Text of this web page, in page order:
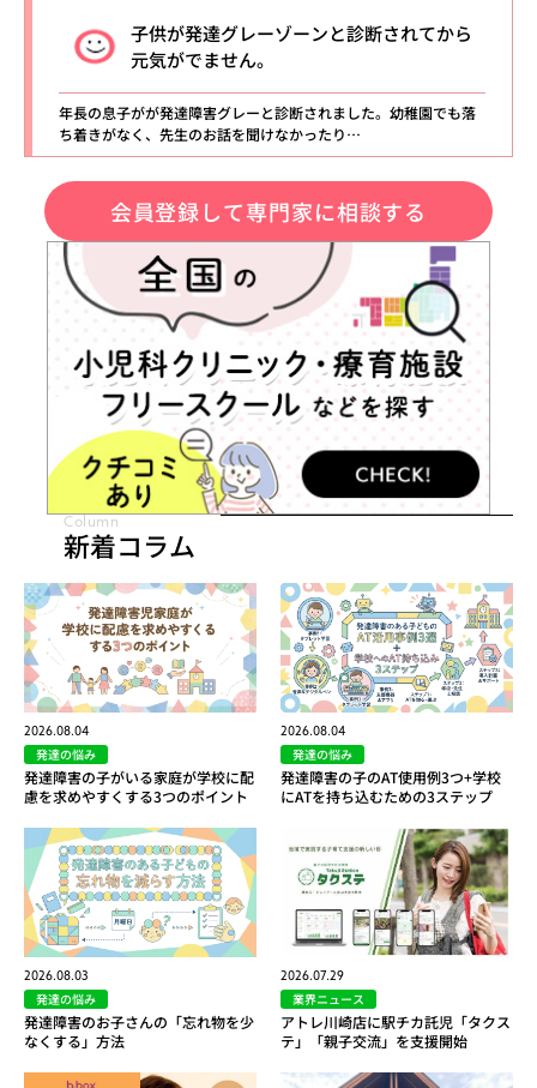
子供が発達グレーゾーンと診断されてから
元気がでません。
年長の息子がが発達障害グレーと診断されました。幼稚園でも落
ち着きがなく、先生のお話を聞けなかったり…
会員登録して専門家に相談する
Column
新着コラム
2026.08.04
発達の悩み
発達障害の子がいる家庭が学校に配
慮を求めやすくする3つのポイント
2026.08.04
発達の悩み
発達障害の子のAT使用例3つ+学校
にATを持ち込むための3ステップ
2026.08.03
発達の悩み
発達障害のお子さんの「忘れ物を少
なくする」方法
2026.07.29
業界ニュース
アトレ川崎店に駅チカ託児「タクス
テ」「親子交流」を支援開始